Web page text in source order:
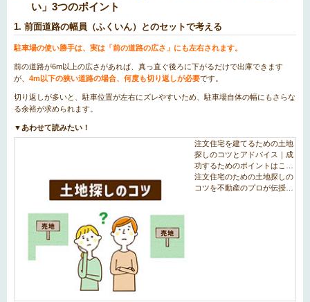
い」3つのポイント
1. 前面道路の幅員（ふくいん）とのセットで考える
駐車場の使い勝手は、実は「前の道路の広さ」にも左右されます。
前の道路が6m以上の広さがあれば、真っ直ぐ後ろに下がるだけで出庫できます
が、 4m以下の狭い道路の場合、何度も切り返しが必要です。
切り返しが多いと、駐車位置が左右にズレやすいため、駐車場自体の幅にもさらな
る余裕が求められます。
▼あわせて読みたい！